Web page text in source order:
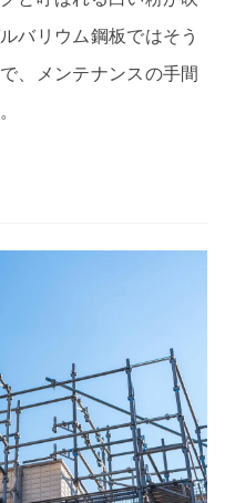
バリウム鋼板ではそう
、メンテナンスの手間